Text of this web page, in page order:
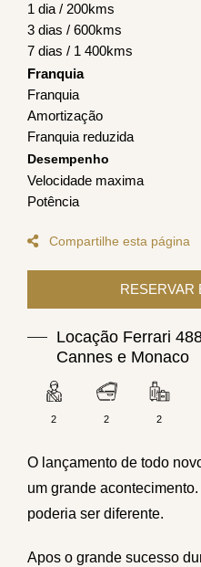
1 dia / 200kms
3 dias / 600kms
7 dias / 1 400kms
Franquia
Franquia
Amortização
Franquia reduzida
Desempenho
Velocidade maxima
Potência
Compartilhe esta página
Locação Ferrari
Cannes e Monaco
2 2 2
O lançamento de todo
um grande
poderia ser diferente.
Apos o grande sucesso